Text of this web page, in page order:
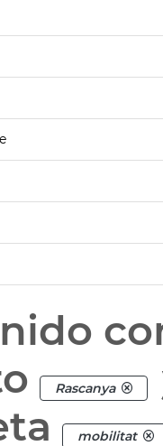
Rascanya
mobilitat